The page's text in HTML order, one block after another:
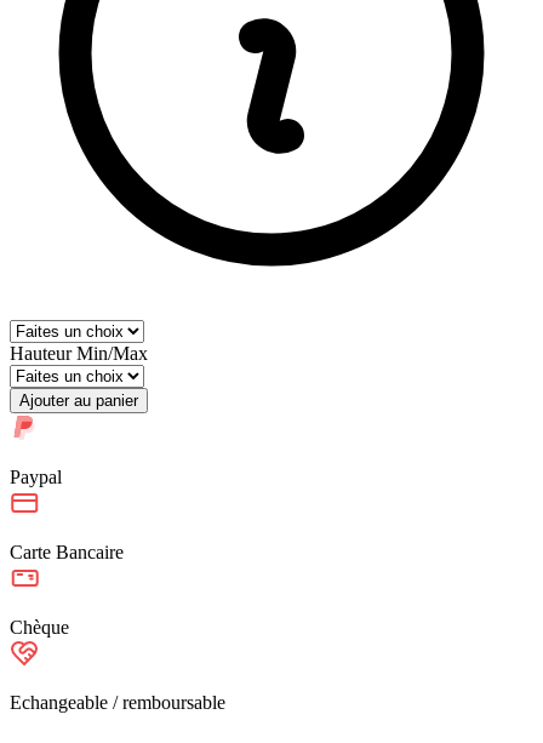
Hauteur Min/Max
Ajouter au panier
Paypal
Carte Bancaire
Chèque
Echangeable / remboursable